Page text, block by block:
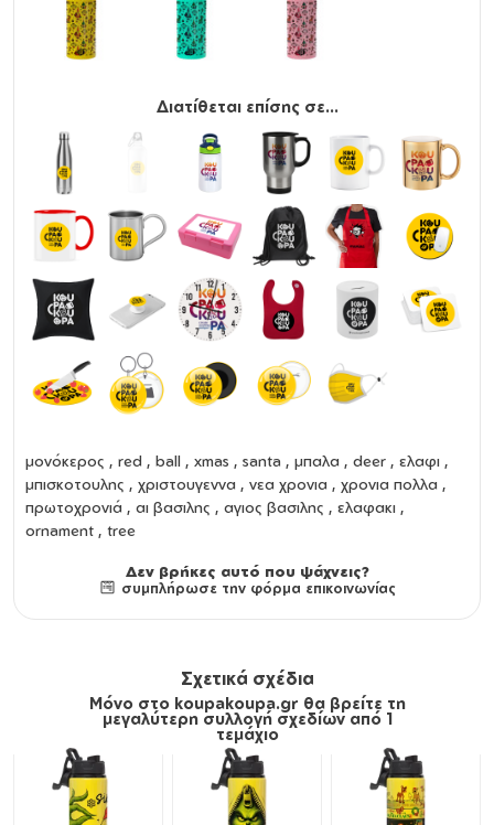
Διατίθεται επίσης σε...
μονόκερος , red , ball , xmas , santa , μπαλα , deer , ελαφι ,
μπισκοτουλης , χριστουγεννα , νεα χρονια , χρονια πολλα ,
πρωτοχρονιά , αι βασιλης , αγιος βασιλης , ελαφακι ,
ornament , tree
Δεν βρήκες αυτό που ψάχνεις?
συμπλήρωσε την φόρμα επικοινωνίας
Σχετικά σχέδια
Μόνο στο koupakoupa.gr θα βρείτε τη
μεγαλύτερη συλλογή σχεδίων από 1
τεμάχιο